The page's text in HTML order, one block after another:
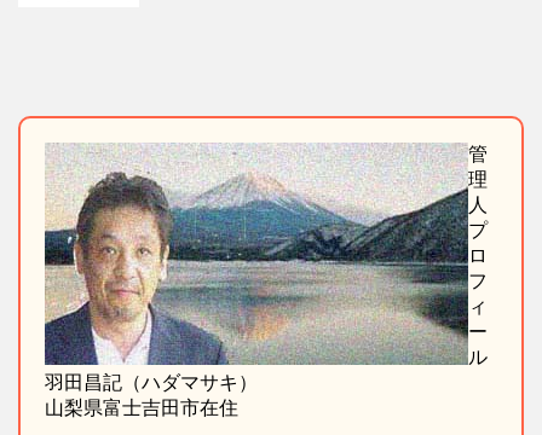
管
理
人
プ
ロ
フ
ィ
ー
ル
羽田昌記（ハダマサキ）
山梨県富士吉田市在住